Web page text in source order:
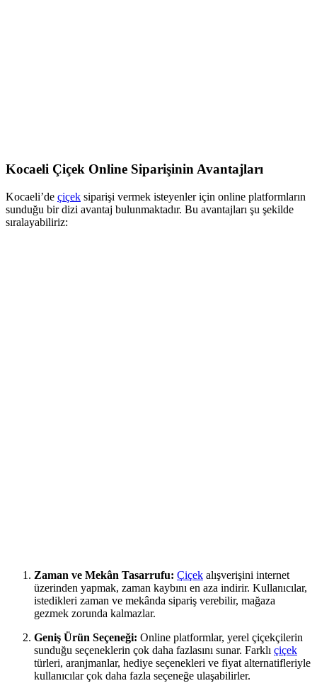
Kocaeli Çiçek Online Siparişinin Avantajları
Kocaeli’de çiçek siparişi vermek isteyenler için online platformların
sunduğu bir dizi avantaj bulunmaktadır. Bu avantajları şu şekilde
sıralayabiliriz:
Zaman ve Mekân Tasarrufu: Çiçek alışverişini internet
üzerinden yapmak, zaman kaybını en aza indirir. Kullanıcılar,
istedikleri zaman ve mekânda sipariş verebilir, mağaza
gezmek zorunda kalmazlar.
Geniş Ürün Seçeneği: Online platformlar, yerel çiçekçilerin
sunduğu seçeneklerin çok daha fazlasını sunar. Farklı çiçek
türleri, aranjmanlar, hediye seçenekleri ve fiyat alternatifleriyle
kullanıcılar çok daha fazla seçeneğe ulaşabilirler.